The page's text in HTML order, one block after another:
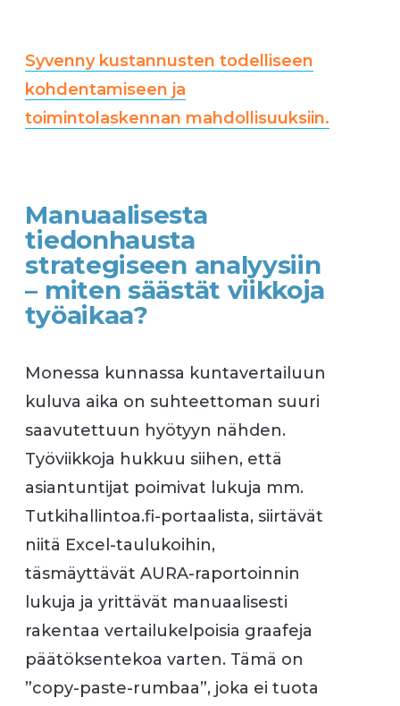
Syvenny kustannusten todelliseen
kohdentamiseen ja
toimintolaskennan mahdollisuuksiin.
Manuaalisesta
tiedonhausta
strategiseen analyysiin
– miten säästät viikkoja
työaikaa?
Monessa kunnassa kuntavertailuun
kuluva aika on suhteettoman suuri
saavutettuun hyötyyn nähden.
Työviikkoja hukkuu siihen, että
asiantuntijat poimivat lukuja mm.
Tutkihallintoa.fi-portaalista, siirtävät
niitä Excel-taulukoihin,
täsmäyttävät AURA-raportoinnin
lukuja ja yrittävät manuaalisesti
rakentaa vertailukelpoisia graafeja
päätöksentekoa varten. Tämä on
”copy-paste-rumbaa”, joka ei tuota